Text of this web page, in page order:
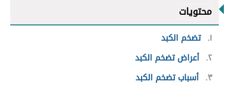
محتويات
١ تضخم الكبد
٢ أعراض تضخم الكبد
٣ أسباب تضخم الكبد